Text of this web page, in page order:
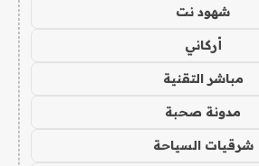
شهود نت
أركاني
مباشر التقنية
مدونة صحبة
شرقيات السياحة